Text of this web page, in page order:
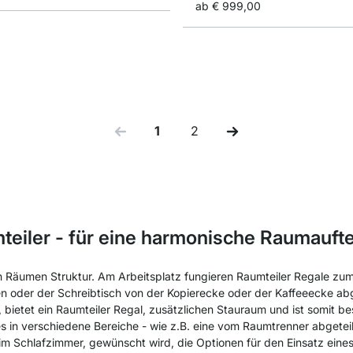
ab € 999,00
Sie lesen gerade Seite
1 Seite
2
- für eine harmonische
Struktur. Am Arbeitsplatz fungieren Raumteiler Regale
oder der Schreibtisch von der Kopierecke oder der Kaffeeecke
ein Raumteiler Regal, zusätzlichen Stauraum und ist somit
in verschiedene Bereiche - wie z.B. eine vom Raumtrenner
Schlafzimmer, gewünscht wird, die Optionen für den Einsatz